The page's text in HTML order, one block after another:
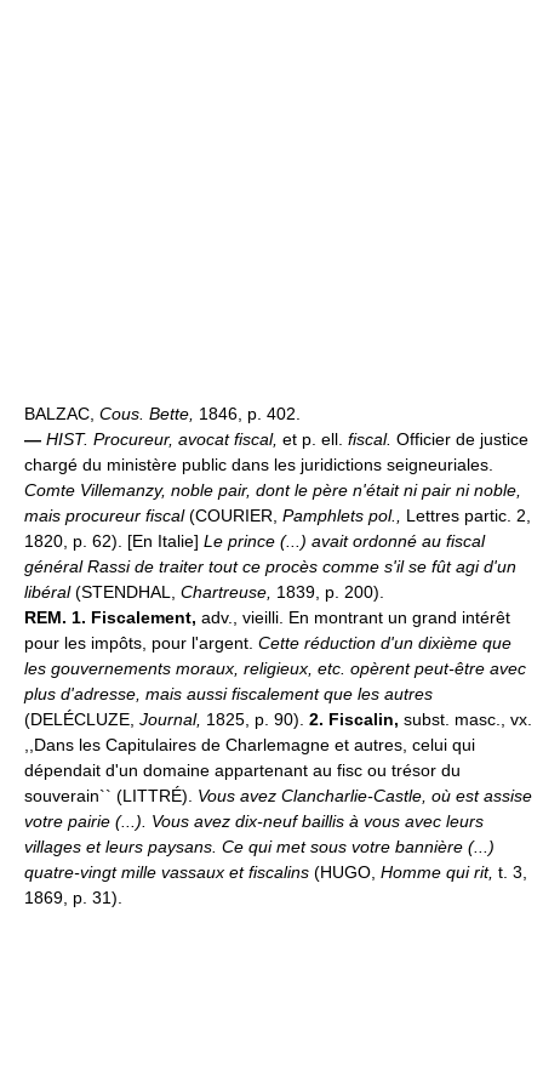
BALZAC, Cous. Bette, 1846, p. 402.
— HIST. Procureur, avocat fiscal, et p. ell. fiscal. Officier de justice
chargé du ministère public dans les juridictions seigneuriales.
Comte Villemanzy, noble pair, dont le père n'était ni pair ni noble,
mais procureur fiscal(COURIER, Pamphlets pol., Lettres partic. 2,
1820, p. 62). [En Italie] Le prince (...) avait ordonné au fiscal
général Rassi de traiter tout ce procès comme s'il se fût agi d'un
libéral(STENDHAL, Chartreuse, 1839, p. 200).
REM. 1. Fiscalement, adv., vieilli. En montrant un grand intérêt
pour les impôts, pour l'argent. Cette réduction d'un dixième que
les gouvernements moraux, religieux, etc. opèrent peut-être avec
plus d'adresse, mais aussi fiscalement que les autres
(DELÉCLUZE, Journal, 1825, p. 90). 2. Fiscalin, subst. masc., vx.
,,Dans les Capitulaires de Charlemagne et autres, celui qui
dépendait d'un domaine appartenant au fisc ou trésor du
souverain`` (LITTRÉ). Vous avez Clancharlie-Castle, où est assise
votre pairie (...). Vous avez dix-neuf baillis à vous avec leurs
villages et leurs paysans. Ce qui met sous votre bannière (...)
quatre-vingt mille vassaux et fiscalins (HUGO, Homme qui rit, t. 3,
1869, p. 31).